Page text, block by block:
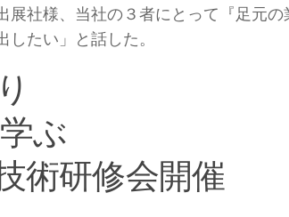
社様、当社の３者にとって『足元
たい」と話した。
ぶ
術研修会開催